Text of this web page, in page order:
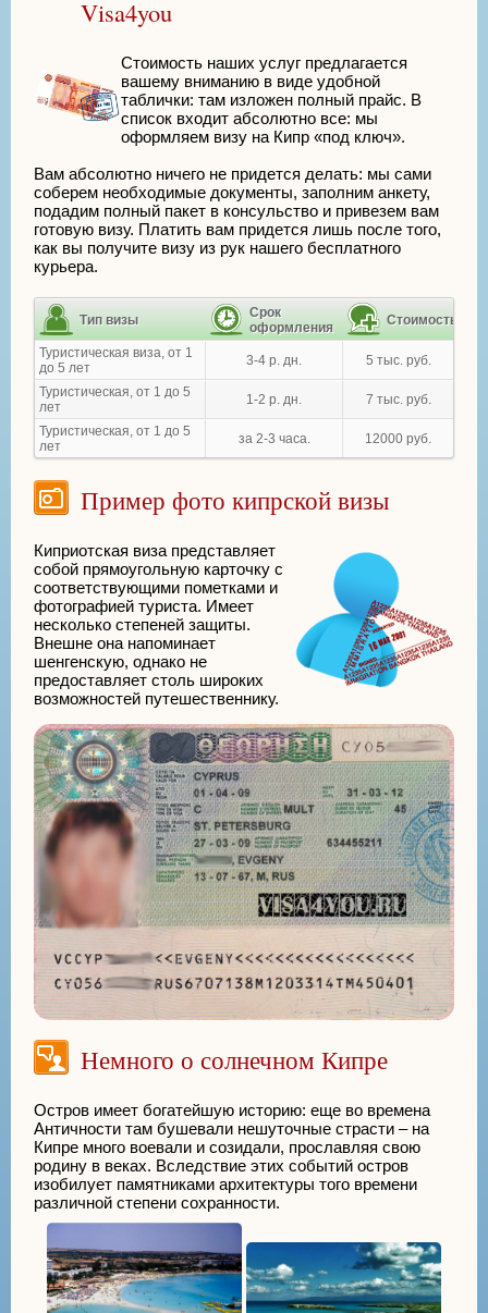
Visa4you
Стоимость наших услуг предлагается
вашему вниманию в виде удобной
таблички: там изложен полный прайс. В
список входит абсолютно все: мы
оформляем визу на Кипр «под ключ».
Вам абсолютно ничего не придется делать: мы сами
соберем необходимые документы, заполним анкету,
подадим полный пакет в консульство и привезем вам
готовую визу. Платить вам придется лишь после того,
как вы получите визу из рук нашего бесплатного
курьера.
Тип визы
Срок
оформления
Стоимость
Туристическая виза, от 1
до 5 лет
3-4 р. дн. 5 тыс. руб.
Туристическая, от 1 до 5
лет
1-2 р. дн. 7 тыс. руб.
Туристическая, от 1 до 5
лет
за 2-3 часа. 12000 руб.
Пример фото кипрской визы
Киприотская виза представляет
собой прямоугольную карточку с
соответствующими пометками и
фотографией туриста. Имеет
несколько степеней защиты.
Внешне она напоминает
шенгенскую, однако не
предоставляет столь широких
возможностей путешественнику.
Немного о солнечном Кипре
Остров имеет богатейшую историю: еще во времена
Античности там бушевали нешуточные страсти – на
Кипре много воевали и созидали, прославляя свою
родину в веках. Вследствие этих событий остров
изобилует памятниками архитектуры того времени
различной степени сохранности.